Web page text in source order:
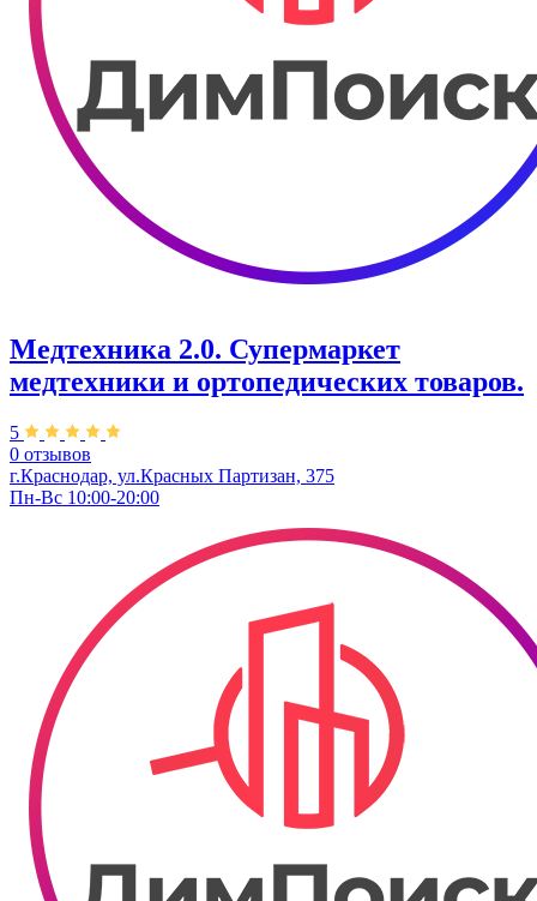
Медтехника 2.0. Супермаркет
медтехники и ортопедических товаров.
5
0 отзывов
г.Краснодар, ул.​Красных Партизан, 375
Пн-Вс 10:00-20:00